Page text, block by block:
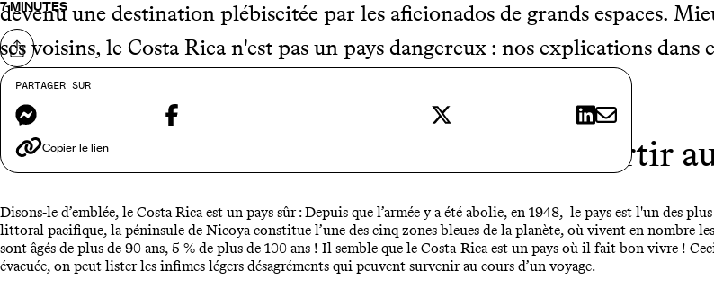
7 MINUTES
Partager sur
PARTAGER SUR
Messenger X LinkedIn
E-mail
Copier le lien
devenu une destination plébiscitée par les aficionados de grands espaces.
ses voisins, le Costa Rica n'est pas un pays dangereux : nos explications dans
Non ce n'est pas dangereux de partir
Disons-le d’emblée, le Costa Rica est un pays sûr : Depuis que l’armée y a été abolie, en 1948, le pays est l'un des
littoral pacifique, la péninsule de Nicoya constitue l’une des cinq zones bleues de la planète, où vivent en nombre
sont âgés de plus de 90 ans, 5 % de plus de 100 ans ! Il semble que le Costa-Rica est un pays où il fait bon vivre !
évacuée, on peut lister les infimes légers désagréments qui peuvent survenir au cours d’un voyage.